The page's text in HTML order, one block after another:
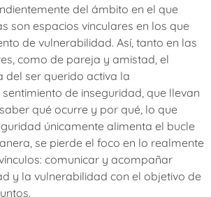
del ámbito en el que
son espacios vinculares en los que
de vulnerabilidad. Así, tanto en las
como de pareja y amistad, el
del ser querido activa la
de inseguridad, que llevan
qué ocurre y por qué, lo que
únicamente alimenta el bucle
se pierde el foco en lo realmente
comunicar y acompañar
y la vulnerabilidad con el objetivo de